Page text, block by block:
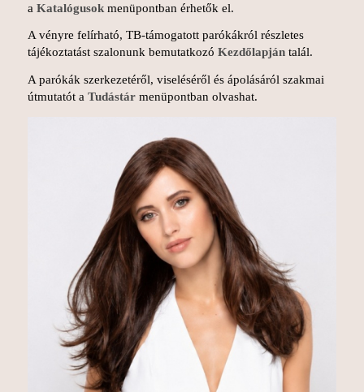
a Katalógusokmenüpontban érhetők el.
A vényre felírható, TB-támogatott parókákról részletes
tájékoztatást szalonunk bemutatkozó Kezdőlapjántalál.
A parókák szerkezetéről, viseléséről és ápolásáról szakmai
útmutatót a Tudástár menüpontban olvashat.